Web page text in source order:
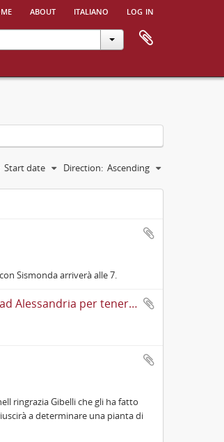
about italiano log in
Start date Direction: Ascending
Sismonda arriverà alle 7.
Lettera di Pio Foà a Cesare Lombroso cui scrive in merito a quando potrà recarsi ad Alessandria per tenere una conferenza sulla tubercolosi
ringrazia Gibelli che gli ha fatto
a determinare una pianta di